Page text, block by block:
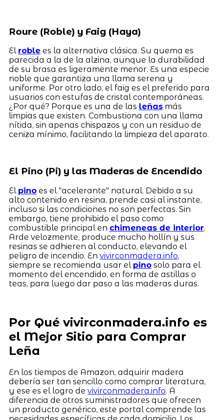
Roure (Roble) y Faig (Haya)
El roble es la alternativa clásica. Su quema es
parecida a la de la alzina, aunque la durabilidad
de su brasa es ligeramente menor. Es una especie
noble que garantiza una llama serena y
uniforme. Por otro lado, el faig es el preferido para
usuarios con estufas de cristal contemporáneas.
¿Por qué? Porque es una de las leñasmás
limpias que existen. Combustiona con una llama
nítida, sin apenas chispazos y con un residuo de
ceniza mínimo, facilitando la limpieza del aparato.
El Pino (Pi) y las Maderas de Encendido
El pinoes el "acelerante" natural. Debido a su
alto contenido en resina, prende casi al instante,
incluso si las condiciones no son perfectas. Sin
embargo, tiene prohibido el paso como
combustible principal en chimeneas de interior.
Arde velozmente, produce mucho hollín y sus
resinas se adhieren al conducto, elevando el
peligro de incendio. En vivirconmadera.info,
siempre se recomienda usar el pinosolo para el
momento del encendido, en forma de astillas o
teas, para luego dar paso a las maderas duras.
Por Qué vivirconmadera.info es
el Mejor Sitio para Comprar
Leña
En los tiempos de Amazon, adquirir madera
debería ser tan sencillo como comprar literatura,
y ese es el logro de vivirconmadera.info. A
diferencia de otros suministradores que ofrecen
un producto genérico, este portal comprende las